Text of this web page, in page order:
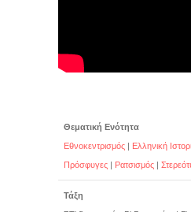
Θεματική Ενότητα
Εθνοκεντρισμός | Ελληνική
Πρόσφυγες | Ρατσισμός |
Τάξη